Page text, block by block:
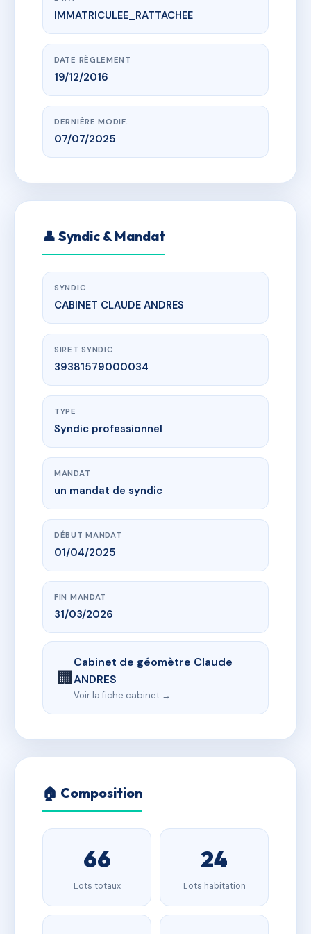
www.vme.plus/AE9687351
L'Ecrin des Vergers
1 r des erables, 67210 Obernai
IMMATRICULEE_RATTACHEE
DATE RÈGLEMENT
19/12/2016
DERNIÈRE MODIF.
07/07/2025
👤 Syndic & Mandat
SYNDIC
CABINET CLAUDE ANDRES
SIRET SYNDIC
39381579000034
TYPE
Syndic professionnel
MANDAT
un mandat de syndic
DÉBUT MANDAT
01/04/2025
FIN MANDAT
31/03/2026
🏢
Cabinet de géomètre Claude
ANDRES
Voir la fiche cabinet →
🏠 Composition
66
Lots totaux
24
Lots habitation